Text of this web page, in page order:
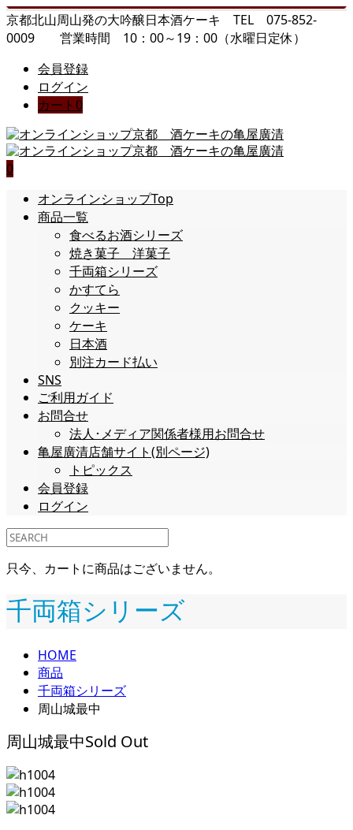
京都北山周山発の大吟醸日本酒ケーキ TEL 075-852-
0009 営業時間 10：00～19：00（水曜日定休）
会員登録
ログイン
カート 0
0
オンラインショップTop
商品一覧
食べるお酒シリーズ
焼き菓子 洋菓子
千両箱シリーズ
かすてら
クッキー
ケーキ
日本酒
別注カード払い
SNS
ご利用ガイド
お問合せ
法人･メディア関係者様用お問合せ
亀屋廣清店舗サイト(別ページ)
トピックス
会員登録
ログイン
只今、カートに商品はございません。
千両箱シリーズ
HOME
商品
千両箱シリーズ
周山城最中
周山城最中Sold Out